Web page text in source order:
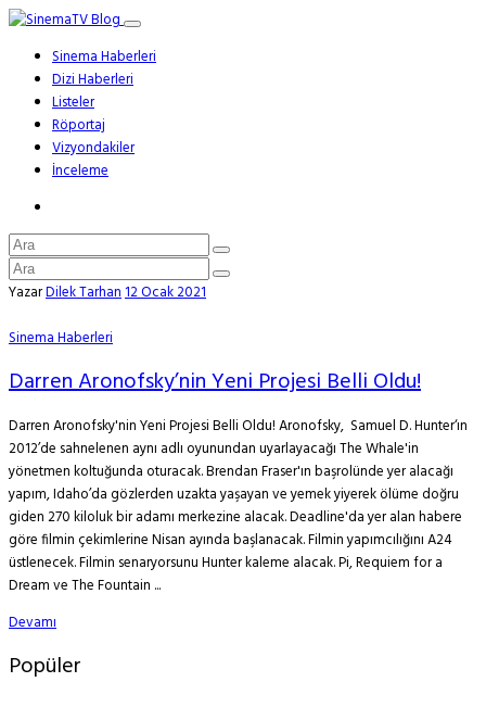
Sinema Haberleri
Dizi Haberleri
Listeler
Röportaj
Vizyondakiler
İnceleme
YazarDilek Tarhan12 Ocak 2021
Sinema Haberleri
Darren Aronofsky’nin Yeni Projesi Belli Oldu!
Darren Aronofsky'nin Yeni Projesi Belli Oldu! Aronofsky, Samuel D. Hunter‘ın
2012’de sahnelenen aynı adlı oyunundan uyarlayacağı The Whale'in
yönetmen koltuğunda oturacak. Brendan Fraser'ın başrolünde yer alacağı
yapım, Idaho’da gözlerden uzakta yaşayan ve yemek yiyerek ölüme doğru
giden 270 kiloluk bir adamı merkezine alacak. Deadline'da yer alan habere
göre filmin çekimlerine Nisan ayında başlanacak. Filmin yapımcılığını A24
üstlenecek. Filmin senaryorsunu Hunter kaleme alacak. Pi, Requiem for a
Dream ve The Fountain ...
Devamı
Popüler